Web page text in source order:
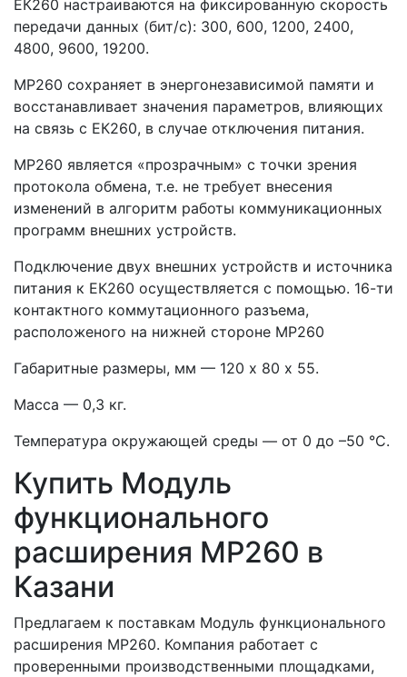
ЕК260 настраиваются на фиксированную скорость
передачи данных (бит/с): 300, 600, 1200, 2400,
4800, 9600, 19200.
МР260 сохраняет в энергонезависимой памяти и
восстанавливает значения параметров, влияющих
на связь с ЕК260, в случае отключения питания.
МР260 является «прозрачным» с точки зрения
протокола обмена, т.е. не требует внесения
изменений в алгоритм работы коммуникационных
программ внешних устройств.
Подключение двух внешних устройств и источника
питания к ЕК260 осуществляется с помощью. 16-ти
контактного коммутационного разъема,
расположеного на нижней стороне МР260
Габаритные размеры, мм — 120 х 80 х 55.
Масса — 0,3 кг.
Температура окружающей среды — от 0 до –50 °С.
Купить Модуль
функционального
расширения МР260 в
Казани
Предлагаем к поставкам Модуль функционального
расширения МР260. Компания работает с
проверенными производственными площадками,